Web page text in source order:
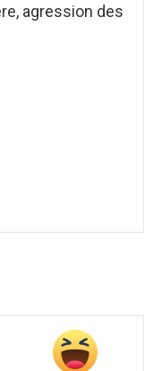
agression des